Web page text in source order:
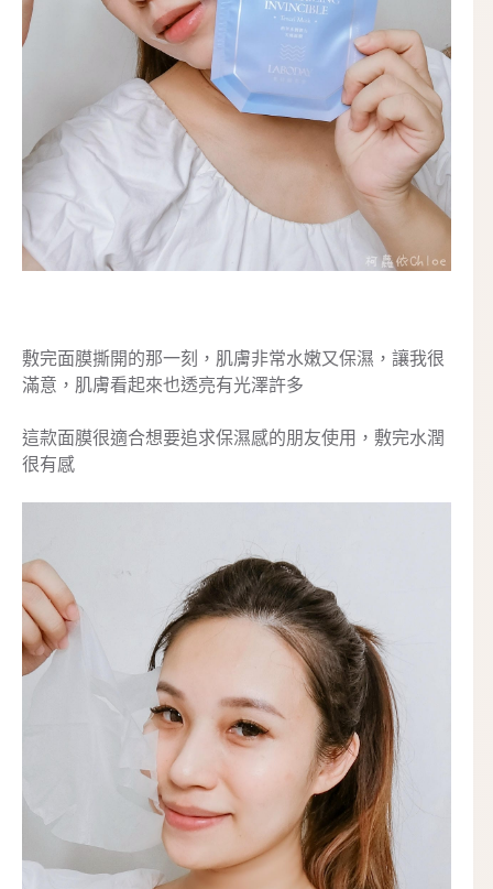
敷完面膜撕開的那一刻，肌膚非常水嫩又保濕，讓我很
滿意，肌膚看起來也透亮有光澤許多
這款面膜很適合想要追求保濕感的朋友使用，敷完水潤
很有感